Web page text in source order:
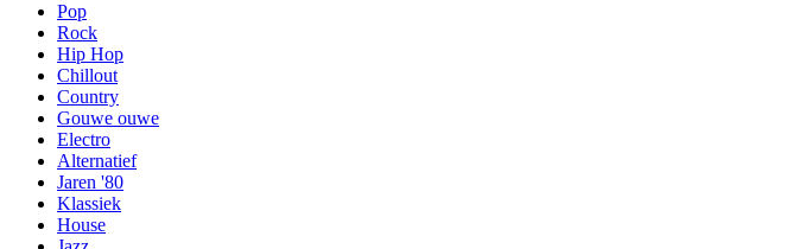
Pop
Rock
Hip Hop
Chillout
Country
Gouwe ouwe
Electro
Alternatief
Jaren '80
Klassiek
House